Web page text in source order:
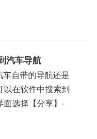
汽车导航
自带的导航还是
以在软件中搜索到
面选择【分享】-